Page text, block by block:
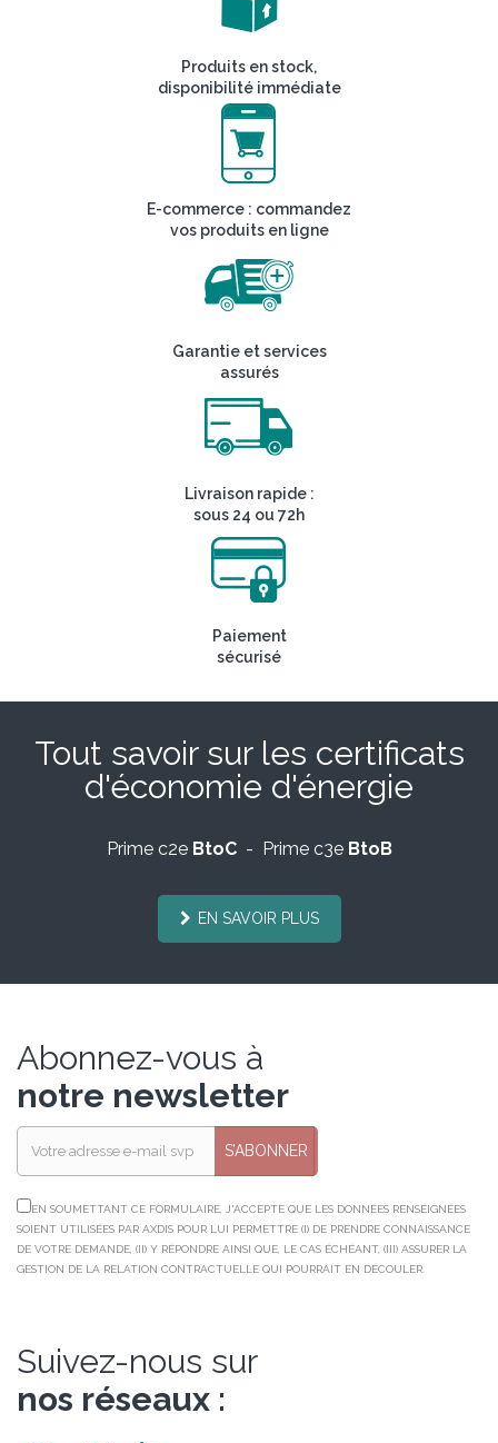
Produits en stock,
disponibilité immédiate
E-commerce : commandez
vos produits en ligne
Garantie et services
assurés
Livraison rapide :
sous 24 ou 72h
Paiement
sécurisé
Tout savoir sur les certificats
d'économie d'énergie
Prime c2e BtoC- Prime c3e BtoB
EN SAVOIR PLUS
Abonnez-vous à
notre newsletter
S’ABONNER
EN SOUMETTANT CE FORMULAIRE, J'ACCEPTE QUE LES DONNÉES RENSEIGNÉES
SOIENT UTILISÉES PAR AXDIS POUR LUI PERMETTRE (I) DE PRENDRE CONNAISSANCE
DE VOTRE DEMANDE, (II) Y RÉPONDRE AINSI QUE, LE CAS ÉCHÉANT, (III) ASSURER LA
GESTION DE LA RELATION CONTRACTUELLE QUI POURRAIT EN DÉCOULER.
Suivez-nous sur
nos réseaux :